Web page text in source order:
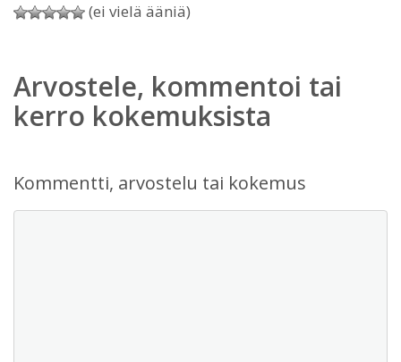
(ei vielä ääniä)
Arvostele, kommentoi tai
kerro kokemuksista
Kommentti, arvostelu tai kokemus